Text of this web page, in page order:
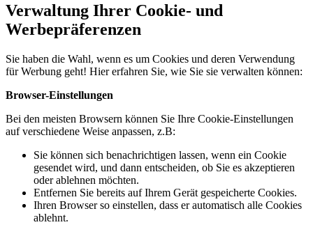
Verwaltung Ihrer Cookie- und
Werbepräferenzen
Sie haben die Wahl, wenn es um Cookies und deren Verwendung
für Werbung geht! Hier erfahren Sie, wie Sie sie verwalten können:
Browser-Einstellungen
Bei den meisten Browsern können Sie Ihre Cookie-Einstellungen
auf verschiedene Weise anpassen, z.B:
Sie können sich benachrichtigen lassen, wenn ein Cookie
gesendet wird, und dann entscheiden, ob Sie es akzeptieren
oder ablehnen möchten.
Entfernen Sie bereits auf Ihrem Gerät gespeicherte Cookies.
Ihren Browser so einstellen, dass er automatisch alle Cookies
ablehnt.